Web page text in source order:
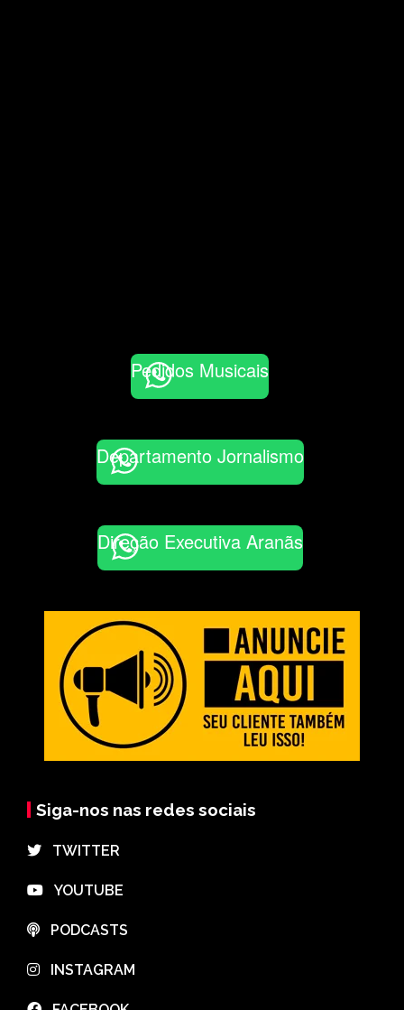
Pedidos Musicais
Departamento Jornalismo
Direção Executiva Aranãs
Siga-nos nas redes sociais
⠀TWITTER
⠀YOUTUBE
⠀PODCASTS
⠀INSTAGRAM